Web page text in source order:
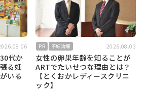
代か
る妊
いる
PR 不妊治療 2026.08.03
女性の卵巣年齢を知ることが
ARTでたいせつな理由とは？
【とくおかレディースクリニ
ック】